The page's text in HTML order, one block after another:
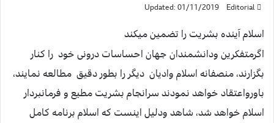
Editorial
Updated: 01/11/2019
اسلام آینده بشریت را تضمین میکند
اگرمتفکرین ودانشمندان جهان احساسات درونی خود را کنار
بگزارند، منصفانه اسلام وادیان دیگر را بطور دقیق مطالعه نمایند،
باورواعتقاد خواهد نمودند سرانجام بشریت مطیع و فرمانبردار
اسلام خواهد شد، شاهد ودلیل اینست که اسلام برنامه کامل